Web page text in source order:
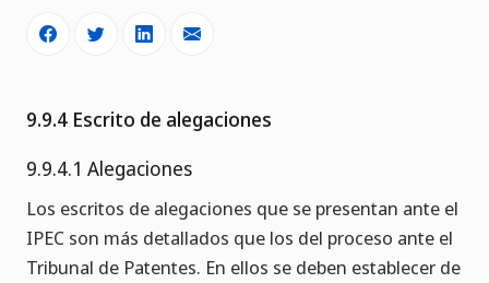
9.9.4 Escrito de alegaciones
9.9.4.1 Alegaciones
Los escritos de alegaciones que se presentan ante el
IPEC son más detallados que los del proceso ante el
Tribunal de Patentes. En ellos se deben establecer de